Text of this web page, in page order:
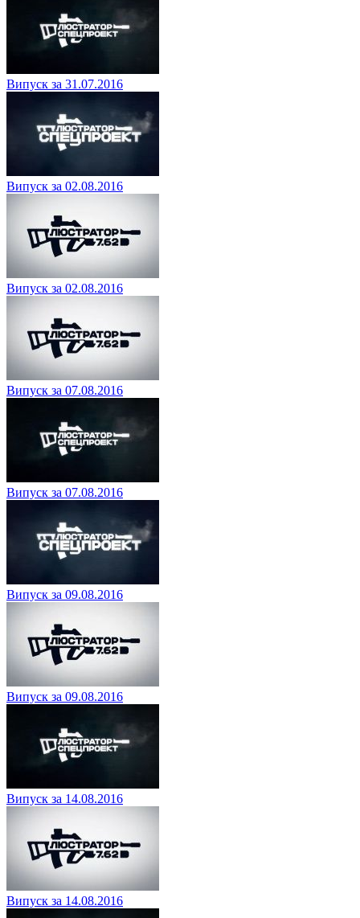
Випуск за 31.07.2016
Випуск за 02.08.2016
Випуск за 02.08.2016
Випуск за 07.08.2016
Випуск за 07.08.2016
Випуск за 09.08.2016
Випуск за 09.08.2016
Випуск за 14.08.2016
Випуск за 14.08.2016